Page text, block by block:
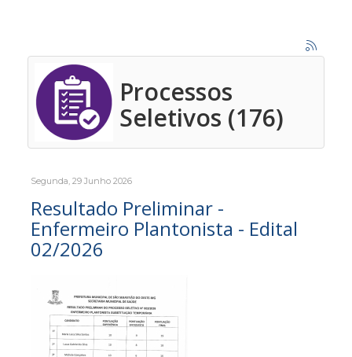
Processos
Seletivos (176)
Segunda, 29 Junho 2026
Resultado Preliminar -
Enfermeiro Plantonista - Edital
02/2026